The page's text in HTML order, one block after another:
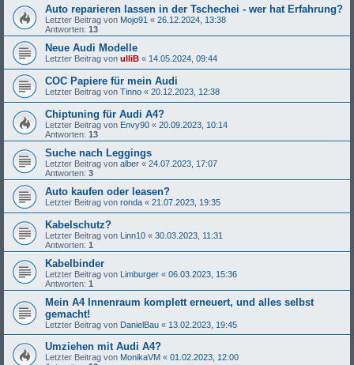
Auto reparieren lassen in der Tschechei - wer hat Erfahrung?
Letzter Beitrag von Mojo91 « 26.12.2024, 13:38
Antworten: 13
Neue Audi Modelle
Letzter Beitrag von ulliB « 14.05.2024, 09:44
COC Papiere für mein Audi
Letzter Beitrag von Tinno « 20.12.2023, 12:38
Chiptuning für Audi A4?
Letzter Beitrag von Envy90 « 20.09.2023, 10:14
Antworten: 13
Suche nach Leggings
Letzter Beitrag von alber « 24.07.2023, 17:07
Antworten: 3
Auto kaufen oder leasen?
Letzter Beitrag von ronda « 21.07.2023, 19:35
Kabelschutz?
Letzter Beitrag von Linn10 « 30.03.2023, 11:31
Antworten: 1
Kabelbinder
Letzter Beitrag von Limburger « 06.03.2023, 15:36
Antworten: 1
Mein A4 Innenraum komplett erneuert, und alles selbst
gemacht!
Letzter Beitrag von DanielBau « 13.02.2023, 19:45
Umziehen mit Audi A4?
Letzter Beitrag von MonikaVM « 01.02.2023, 12:00